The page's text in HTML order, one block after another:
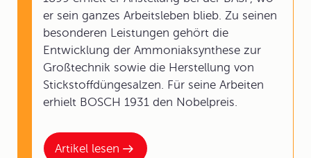
Artikel lesen
er sein ganzes Arbeitsleben blieb. Zu seinen
besonderen Leistungen gehört die
Entwicklung der Ammoniaksynthese zur
Großtechnik sowie die Herstellung von
Stickstoffdüngesalzen. Für seine Arbeiten
erhielt BOSCH 1931 den Nobelpreis.